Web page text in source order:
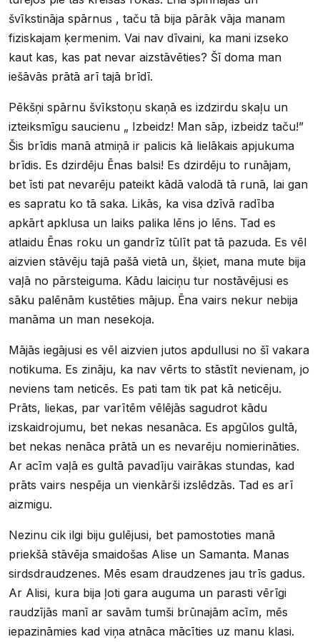
švīkstināja spārnus , taču tā bija pārāk vāja manam
fiziskajam ķermenim. Vai nav dīvaini, ka mani izseko
kaut kas, kas pat nevar aizstāvēties? Šī doma man
iešāvās prātā arī tajā brīdī.
Pēkšņi spārnu švīkstoņu skaņā es izdzirdu skaļu un
izteiksmīgu saucienu „ Izbeidz! Man sāp, izbeidz taču!”
Šis brīdis manā atmiņā ir palicis kā lielākais apjukuma
brīdis. Es dzirdēju Ēnas balsi! Es dzirdēju to runājam,
bet īsti pat nevarēju pateikt kādā valodā tā runā, lai gan
es sapratu ko tā saka. Likās, ka visa dzīvā radība
apkārt apklusa un laiks palika lēns jo lēns. Tad es
atlaidu Ēnas roku un gandrīz tūlīt pat tā pazuda. Es vēl
aizvien stāvēju tajā pašā vietā un, šķiet, mana mute bija
vaļā no pārsteiguma. Kādu laiciņu tur nostāvējusi es
sāku palēnām kustēties mājup. Ēna vairs nekur nebija
manāma un man nesekoja.
Mājās iegājusi es vēl aizvien jutos apdullusi no šī vakara
notikuma. Es zināju, ka nav vērts to stāstīt nevienam, jo
neviens tam neticēs. Es pati tam tik pat kā neticēju.
Prāts, liekas, par varītēm vēlējās sagudrot kādu
izskaidrojumu, bet nekas nesanāca. Es apgūlos gultā,
bet nekas nenāca prātā un es nevarēju nomierināties.
Ar acīm vaļā es gultā pavadīju vairākas stundas, kad
prāts vairs nespēja un vienkārši izslēdzās. Tad es arī
aizmigu.
Nezinu cik ilgi biju gulējusi, bet pamostoties manā
priekšā stāvēja smaidošas Alise un Samanta. Manas
sirdsdraudzenes. Mēs esam draudzenes jau trīs gadus.
Ar Alisi, kura bija ļoti gara auguma un parasti vērīgi
raudzījās manī ar savām tumši brūnajām acīm, mēs
iepazināmies kad viņa atnāca mācīties uz manu klasi.